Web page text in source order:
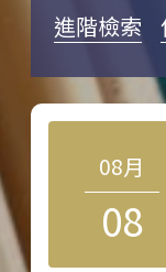
進階檢索
08月
08